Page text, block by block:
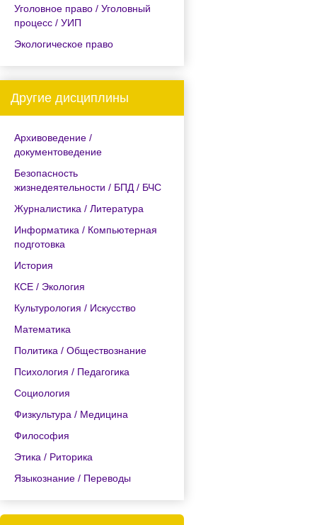
Уголовное право / Уголовный
процесс / УИП
Экологическое право
Другие дисциплины
Архивоведение /
документоведение
Безопасность
жизнедеятельности / БПД / БЧС
Журналистика / Литература
Информатика / Компьютерная
подготовка
История
КСЕ / Экология
Культурология / Искусство
Математика
Политика / Обществознание
Психология / Педагогика
Социология
Физкультура / Медицина
Философия
Этика / Риторика
Языкознание / Переводы